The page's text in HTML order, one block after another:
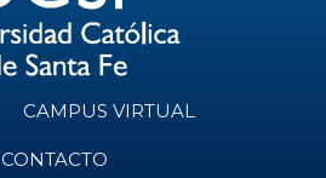
CAMPUS VIRTUAL
CONTACTO